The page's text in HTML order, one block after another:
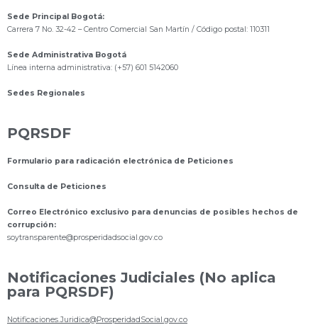
Sede Principal Bogotá:
Carrera 7 No. 32-42 – Centro Comercial San Martín / Código postal: 110311
Sede Administrativa Bogotá
Línea interna administrativa: (+57) 601 5142060
Sedes Regionales
PQRSDF
Formulario para radicación electrónica de Peticiones
Consulta de Peticiones
Correo Electrónico exclusivo para denuncias de posibles hechos de
corrupción:
soytransparente@prosperidadsocial.gov.co
Notificaciones Judiciales (No aplica
para PQRSDF)
Notificaciones.Juridica@ProsperidadSocial.gov.co